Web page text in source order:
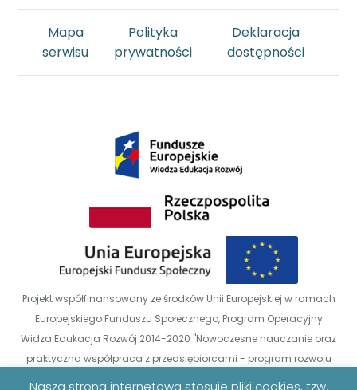
Mapa
serwisu
Polityka
prywatności
Deklaracja
dostępności
Projekt współfinansowany ze środków Unii Europejskiej w ramach
Europejskiego Funduszu Społecznego, Program Operacyjny
Widza Edukacja Rozwój 2014-2020 "Nowoczesne nauczanie oraz
praktyczna współpraca z przedsiębiorcami - program rozwoju
Nasza strona internetowa stosuje pliki cookies, tzw.